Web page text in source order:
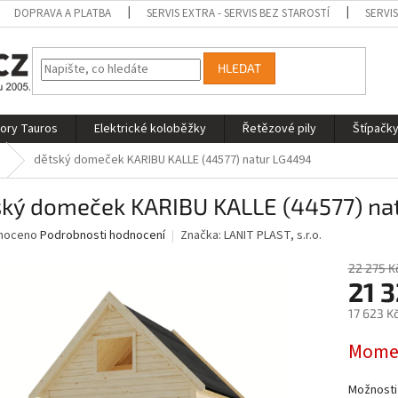
DOPRAVA A PLATBA SERVIS EXTRA - SERVIS BEZ STAROSTÍ
HLEDAT
Tauros Elektrické koloběžky Řetězové pily
dětský domeček KARIBU KALLE (44577) natur LG4494
domeček KARIBU KALLE (44577)
Podrobnosti hodnocení Značka: LANIT PLAST, s.r.o.
22 275
21
17 623
cena: